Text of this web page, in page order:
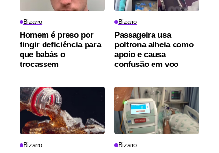
Bizarro
Homem é preso por
fingir deficiência para
que babás o
trocassem
Bizarro
Passageira usa
poltrona alheia como
apoio e causa
confusão em voo
Bizarro Bizarro